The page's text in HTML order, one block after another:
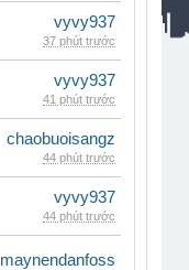
vyvy937
37 phút trước
vyvy937
41 phút trước
chaobuoisangz
44 phút trước
vyvy937
44 phút trước
maynendanfoss